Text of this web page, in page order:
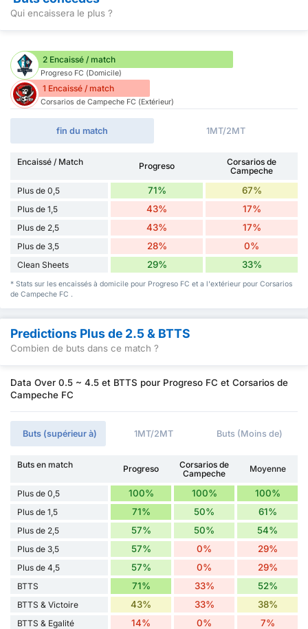
Qui encaissera le plus ?
2 Encaissé / match
Progreso FC (Domicile)
1 Encaissé / match
Corsarios de Campeche FC (Extérieur)
fin du match 1MT/2MT
Encaissé / Match Progreso
Corsarios de
Campeche
Plus de 0,5
71% 67%
Plus de 1,5 43% 17%
Plus de 2,5 43% 17%
Plus de 3,5 28% 0%
Clean Sheets 29% 33%
* Stats sur les encaissés à domicile pour Progreso FC et a l'extérieur pour Corsarios
de Campeche FC .
Predictions Plus de 2.5 & BTTS
Combien de buts dans ce match ?
Data Over 0.5 ~ 4.5 et BTTS pour Progreso FC et Corsarios de
Campeche FC
Buts (supérieur à) 1MT/2MT Buts (Moins de)
Buts en match Progreso
Corsarios de
Campeche
Moyenne
Plus de 0,5 100% 100% 100%
Plus de 1,5 71% 50% 61%
Plus de 2,5 57% 50% 54%
Plus de 3,5 57% 0% 29%
Plus de 4,5 57% 0% 29%
BTTS 71% 33% 52%
BTTS & Victoire 43% 33% 38%
BTTS & Egalité 14% 0% 7%